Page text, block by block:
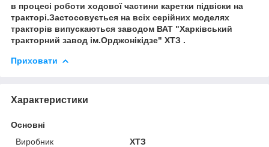
в процесі роботи ходової частини каретки підвіски на
тракторі.Застосовується на всіх серійних моделях
тракторів випускаються заводом ВАТ "Харківський
тракторний завод ім.Орджонікідзе" ХТЗ .
Приховати
Характеристики
Основні
Виробник
ХТЗ